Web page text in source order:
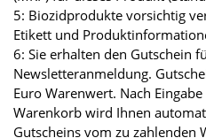
5: Biozidprodukte vorsichtig
Etikett und
6: Sie erhalten den Gutschein
Newsletteranmeldung.
Euro Warenwert. Nach
Warenkorb wird Ihnen
Gutscheins vom zu zahlenden